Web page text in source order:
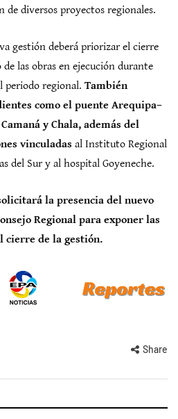
de diversos proyectos regionales.
gestión deberá priorizar el cierre
las obras en ejecución durante
periodo regional. También
como el puente Arequipa–
y Chala, además del
vinculadas al Instituto Regional
del Sur y al hospital Goyeneche.
la presencia del nuevo
Regional para exponer las
cierre de la gestión.
Share